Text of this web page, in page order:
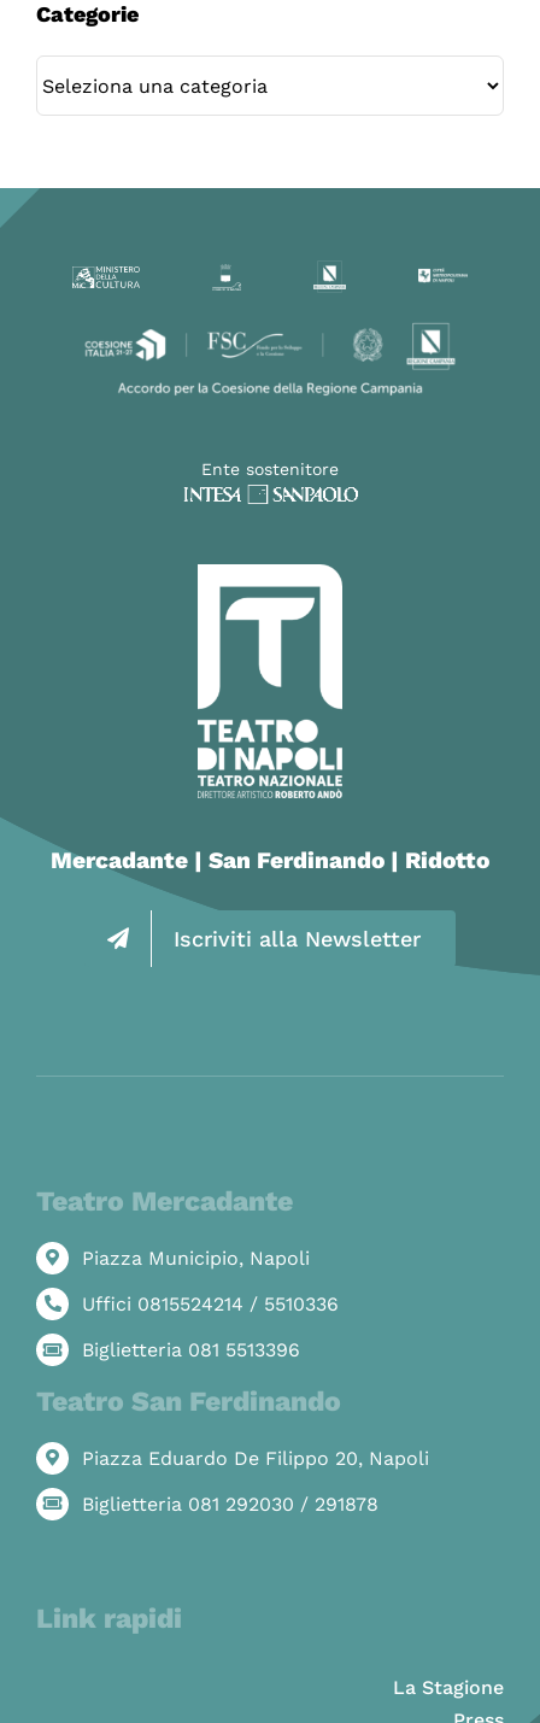
Categorie
Ente sostenitore
Mercadante | San Ferdinando | Ridotto
Iscriviti alla Newsletter
Teatro Mercadante
Piazza Municipio, Napoli
Uffici 0815524214 / 5510336
Biglietteria 081 5513396
Teatro San Ferdinando
Piazza Eduardo De Filippo 20, Napoli
Biglietteria 081 292030 / 291878
Link rapidi
La Stagione